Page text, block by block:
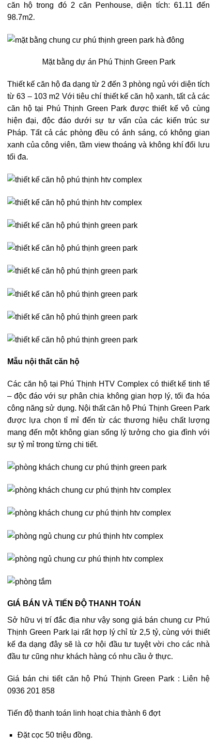
căn hộ trong đó 2 căn Penhouse, diện tích: 61.11 đến
98.7m2.
Mặt bằng dự án Phú Thịnh Green Park
Thiết kế căn hộ đa dạng từ 2 đến 3 phòng ngủ với diện tích
từ 63 – 103 m2 Với tiêu chí thiết kế căn hộ xanh, tất cả các
căn hộ tại Phú Thịnh Green Park được thiết kế vô cùng
hiện đại, độc đáo dưới sự tư vấn của các kiến trúc sư
Pháp. Tất cả các phòng đều có ánh sáng, có không gian
xanh của công viên, tầm view thoáng và không khí đối lưu
tối đa.
Mẫu nội thất căn hộ
Các căn hộ tại Phú Thịnh HTV Complex có thiết kế tinh tế
– độc đáo với sự phân chia không gian hợp lý, tối đa hóa
công năng sử dụng. Nội thất căn hộ Phú Thịnh Green Park
được lựa chọn tỉ mỉ đến từ các thương hiệu chất lượng
mang đến một không gian sống lý tưởng cho gia đình với
sự tỷ mỉ trong từng chi tiết.
GIÁ BÁN VÀ TIẾN ĐỘ THANH TOÁN
Sở hữu vị trí đắc địa như vậy song giá bán chung cư Phú
Thịnh Green Park lại rất hợp lý chỉ từ 2,5 tỷ, cùng với thiết
kế đa dạng đây sẽ là cơ hội đầu tư tuyệt vời cho các nhà
đầu tư cũng như khách hàng có nhu cầu ở thực.
Giá bán chi tiết căn hộ Phú Thịnh Green Park : Liên hệ
0936 201 858
Tiến độ thanh toán linh hoạt chia thành 6 đợt
Đặt cọc 50 triệu đồng.